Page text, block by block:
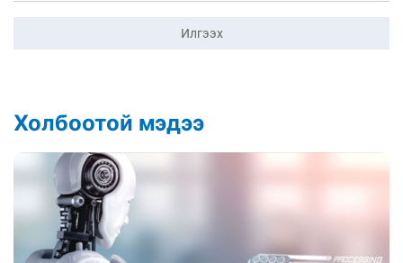
Илгээх
Холбоотой мэдээ